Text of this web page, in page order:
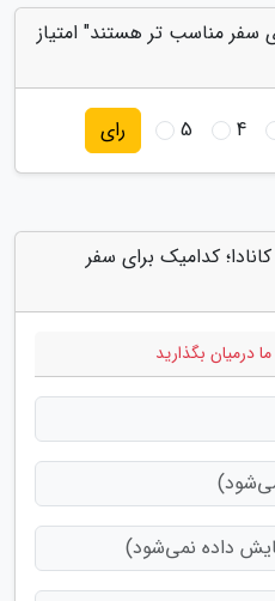
سفر مناسب تر هستند" امتیاز
4
5 رای
کدامیک برای سفر
درمیان بگذارید